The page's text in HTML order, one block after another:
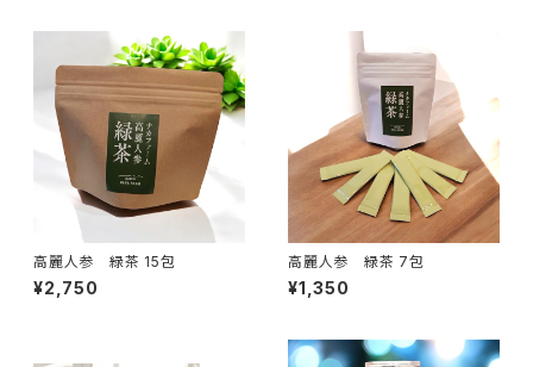
高麗人参 緑茶 15包
¥2,750
高麗人参 緑茶 7包
¥1,350